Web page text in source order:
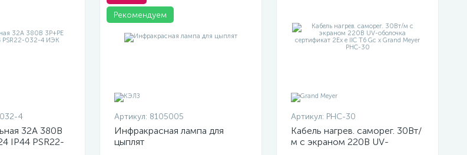
032-4
32А 380В
IP44 PSR22-
Рекомендуем
Артикул: 8105005
Инфракрасная лампа для
цыплят
Артикул: PHC-30
Кабель нагрев. саморег. 30Вт/
м с экраном 220В UV-